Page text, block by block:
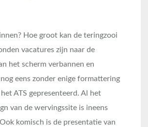
Hoe groot kan de teringzooi
vacatures zijn naar de
het scherm verbannen en
eens zonder enige formattering
ATS gepresenteerd. Al het
van de wervingssite is ineens
komisch is de presentatie van